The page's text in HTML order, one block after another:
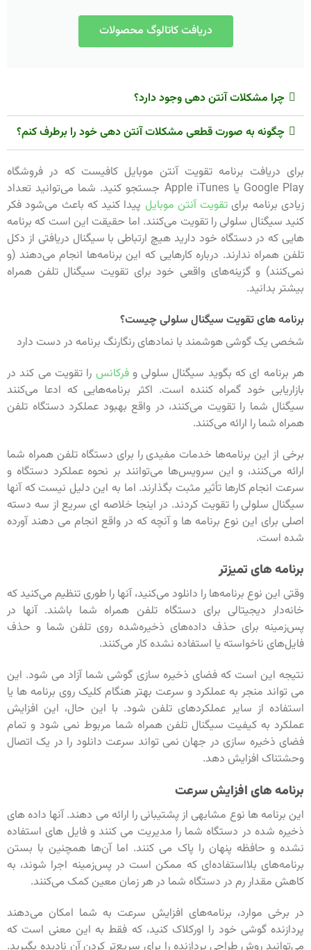
دریافت کاتالوگ محصولات
چرا مشکلات آنتن دهی وجود دارد؟
چگونه به صورت قطعی مشکلات آنتن دهی خود را برطرف کنم؟
برای دریافت برنامه تقویت آنتن موبایل کافیست که در فروشگاه
Google Play یا Apple iTunes جستجو کنید. شما می‌توانید تعداد
زیادی برنامه برای تقویت آنتن موبایل پیدا کنید که باعث می‌شود فکر
کنید سیگنال سلولی را تقویت می‌کنند. اما حقیقت این است که برنامه
هایی که در دستگاه خود دارید هیچ ارتباطی با سیگنال دریافتی از دکل
تلفن همراه ندارند. درباره کارهایی که این برنامه‌ها انجام می‌دهند (و
نمی‌کنند) و گزینه‌های واقعی خود برای تقویت سیگنال تلفن همراه
بیشتر بدانید.
برنامه های تقویت سیگنال سلولی چیست؟
شخصی یک گوشی هوشمند با نمادهای رنگارنگ برنامه در دست دارد
هر برنامه ای که بگوید سیگنال سلولی وفرکانس را تقویت می کند در
بازاریابی خود گمراه کننده است. اکثر برنامه‌هایی که ادعا می‌کنند
سیگنال شما را تقویت می‌کنند، در واقع بهبود عملکرد دستگاه تلفن
همراه شما را ارائه می‌کنند.
برخی از این برنامه‌ها خدمات مفیدی را برای دستگاه تلفن همراه شما
ارائه می‌کنند، و این سرویس‌ها می‌توانند بر نحوه عملکرد دستگاه و
سرعت انجام کارها تأثیر مثبت بگذارند. اما به این دلیل نیست که آنها
سیگنال سلولی را تقویت کردند. در اینجا خلاصه ای سریع از سه دسته
اصلی برای این نوع برنامه ها و آنچه که در واقع انجام می دهند آورده
شده است.
برنامه های تمیزتر
وقتی این نوع برنامه‌ها را دانلود می‌کنید، آنها را طوری تنظیم می‌کنید که
خانه‌دار دیجیتالی برای دستگاه تلفن همراه شما باشند. آنها در
پس‌زمینه برای حذف داده‌های ذخیره‌شده روی تلفن شما و حذف
فایل‌های ناخواسته یا استفاده نشده کار می‌کنند.
نتیجه این است که فضای ذخیره سازی گوشی شما آزاد می شود. این
می تواند منجر به عملکرد و سرعت بهتر هنگام کلیک روی برنامه ها یا
استفاده از سایر عملکردهای تلفن شود. با این حال، این افزایش
عملکرد به کیفیت سیگنال تلفن همراه شما مربوط نمی شود و تمام
فضای ذخیره سازی در جهان نمی تواند سرعت دانلود را در یک اتصال
وحشتناک افزایش دهد.
برنامه های افزایش سرعت
این برنامه ها نوع مشابهی از پشتیبانی را ارائه می دهند. آنها داده های
ذخیره شده در دستگاه شما را مدیریت می کنند و فایل های استفاده
نشده و حافظه پنهان را پاک می کنند. اما آن‌ها همچنین با بستن
برنامه‌های بلااستفاده‌ای که ممکن است در پس‌زمینه اجرا شوند، به
کاهش مقدار رم در دستگاه شما در هر زمان معین کمک می‌کنند.
در برخی موارد، برنامه‌های افزایش سرعت به شما امکان می‌دهند
پردازنده گوشی خود را اورکلاک کنید، که فقط به این معنی است که